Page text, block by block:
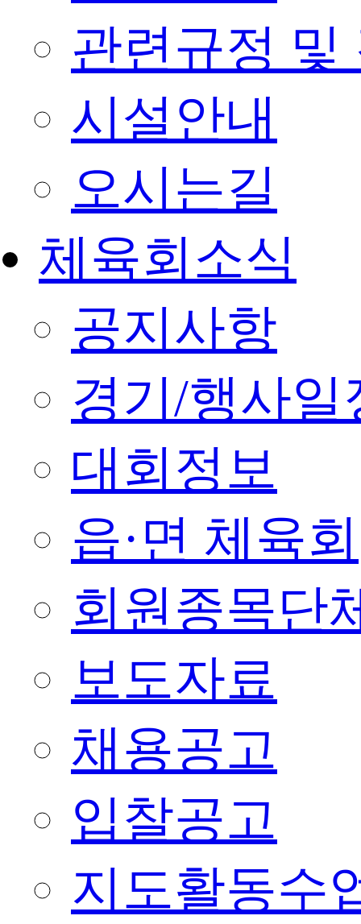
관련규정 및
시설안내
오시는길
체육회소식
공지사항
경기/행사일
대회정보
읍·면 체육회
회원종목단
보도자료
채용공고
입찰공고
지도활동수